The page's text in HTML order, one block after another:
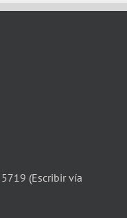
(Escribir vía